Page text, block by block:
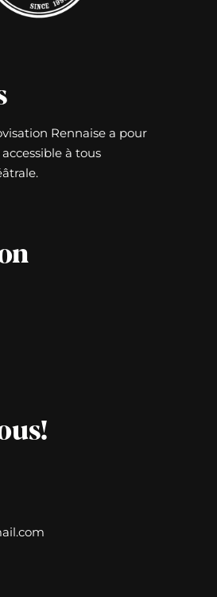
Rennaise a pour
à tous